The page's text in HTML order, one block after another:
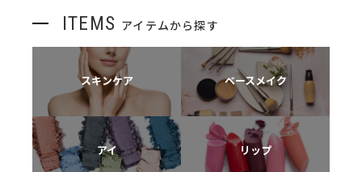
ITEMS アイテムから探す
スキンケア ベースメイク
アイ リップ